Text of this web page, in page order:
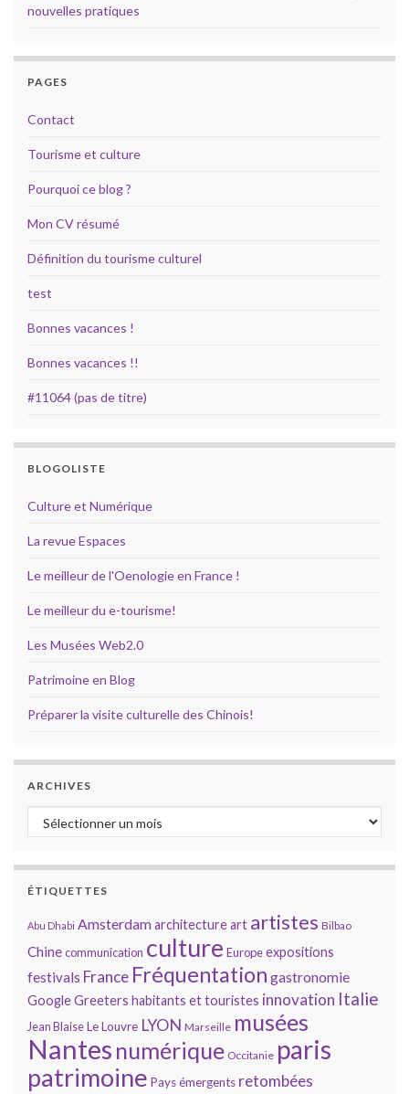
nouvelles pratiques
PAGES
Contact
Tourisme et culture
Pourquoi ce blog ?
Mon CV résumé
Définition du tourisme culturel
test
Bonnes vacances !
Bonnes vacances !!
#11064 (pas de titre)
BLOGOLISTE
Culture et Numérique
La revue Espaces
Le meilleur de l'Oenologie en France !
Le meilleur du e-tourisme!
Les Musées Web2.0
Patrimoine en Blog
Préparer la visite culturelle des Chinois!
ARCHIVES
Archives
ÉTIQUETTES
Abu Dhabi Amsterdamarchitectureart artistes Bilbao
Chinecommunication culture Europeexpositions
festivals France Fréquentation gastronomie
GoogleGreeters habitants et touristes innovation Italie
Jean BlaiseLe Louvre LYON Marseille musées
Nantes numérique Occitanie paris
patrimoine Pays émergents retombées